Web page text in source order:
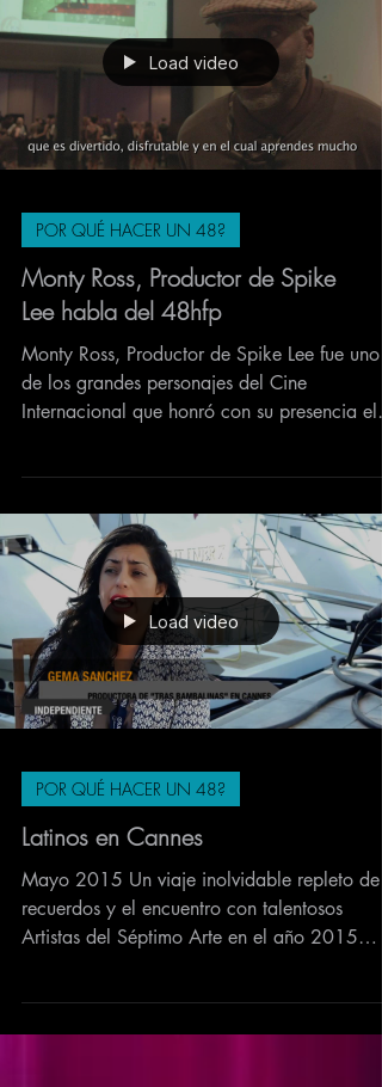
Load video
POR QUÉ HACER UN 48?
Monty Ross, Productor de Spike
Lee habla del 48hfp
​Monty Ross, Productor de Spike Lee fue uno
de los grandes personajes del Cine
Internacional que honró con su presencia el
Load video
POR QUÉ HACER UN 48?
Latinos en Cannes
Mayo 2015 Un viaje inolvidable repleto de
recuerdos y el encuentro con talentosos
Artistas del Séptimo Arte en el año 2015